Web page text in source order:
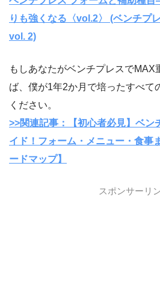
りも強くなる〈vol.2〉 (ベンチプ
vol. 2)
もしあなたがベンチプレスでMAX
ば、僕が1年2か月で培ったすべて
ください。
>>関連記事：【初心者必見】ベン
イド！フォーム・メニュー・食事
ードマップ】
スポンサーリ